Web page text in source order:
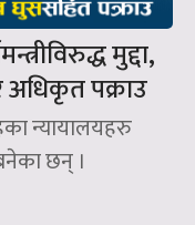
मुद्दा,
अधिकृत पक्राउ
न्यायालयहरु
छन् ।